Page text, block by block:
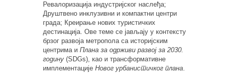
Ревалоризација индустријског наслеђа;
Друштвено инклузивни и компактни центри
града; Креирање нових туристичких
дестинација. Ове теме се јављају у контексту
брзог развоја метропола са историјским
центрима и Плана за одрживи развој за 2030.
годину (SDGs), као и трансформативне
имплементације Новог урбанистичког плана.